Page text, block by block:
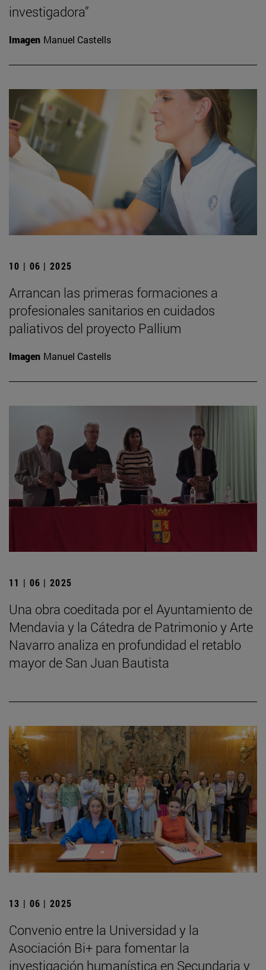
investigadora”
Imagen Manuel Castells
10 | 06 | 2025
Arrancan las primeras formaciones a
profesionales sanitarios en cuidados
paliativos del proyecto Pallium
Imagen Manuel Castells
11 | 06 | 2025
Una obra coeditada por el Ayuntamiento de
Mendavia y la Cátedra de Patrimonio y Arte
Navarro analiza en profundidad el retablo
mayor de San Juan Bautista
13 | 06 | 2025
Convenio entre la Universidad y la
Asociación Bi+ para fomentar la
investigación humanística en Secundaria y